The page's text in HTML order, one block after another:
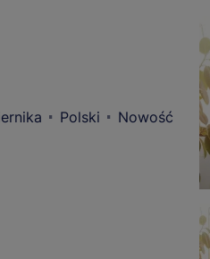
Polski
Nowość